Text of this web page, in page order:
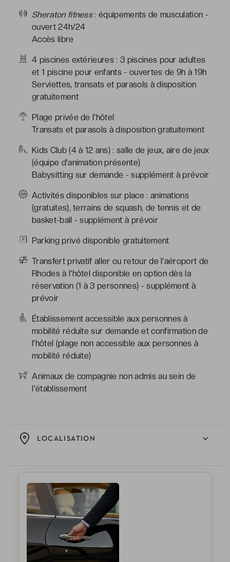
Sheraton fitness: équipements de musculation -
ouvert 24h/24
Accès libre
4 piscines extérieures : 3 piscines pour adultes
et 1 piscine pour enfants - ouvertes de 9h à 19h
Serviettes, transats et parasols à disposition
gratuitement
Plage privée de l'hôtel
Transats et parasols à disposition gratuitement
Kids Club (4 à 12 ans) : salle de jeux, aire de jeux
(équipe d'animation présente)
Babysitting sur demande - supplément à prévoir
Activités disponibles sur place : animations
(gratuites), terrains de squash, de tennis et de
basket-ball - supplément à prévoir
Parking privé disponible gratuitement
Transfert privatif aller ou retour de l'aéroport de
Rhodes à l'hôtel disponible en option dès la
réservation (1 à 3 personnes) - supplément à
prévoir
Établissement accessible aux personnes à
mobilité réduite sur demande et confirmation de
l'hôtel (plage non accessible aux personnes à
mobilité réduite)
Animaux de compagnie non admis au sein de
l'établissement
LOCALISATION